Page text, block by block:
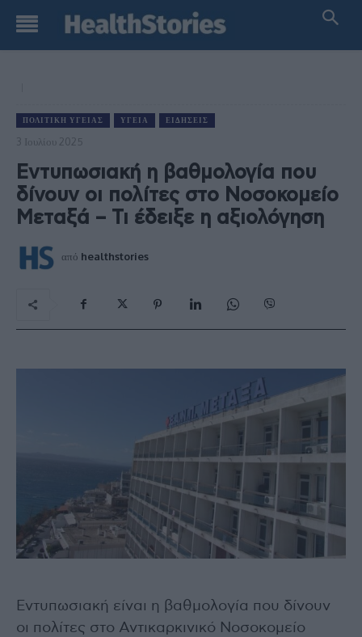
ΠΟΛΙΤΙΚΉ ΥΓΕΊΑΣ ΥΓΕΊΑ ΕΙΔΉΣΕΙΣ
3 Ιουλίου 2025
Εντυπωσιακή η βαθμολογία που
δίνουν οι πολίτες στο Νοσοκομείο
Μεταξά – Τι έδειξε η αξιολόγηση
από healthstories
Εντυπωσιακή είναι η βαθμολογία που δίνουν
οι πολίτες στο Αντικαρκινικό Νοσοκομείο